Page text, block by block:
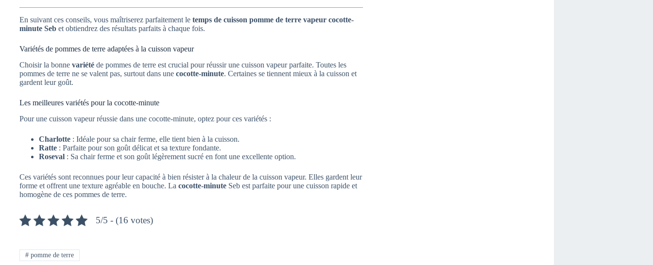
En suivant ces conseils, vous maîtriserez parfaitement le temps de cuisson pomme de terre vapeur cocotte-
minute Seb et obtiendrez des résultats parfaits à chaque fois.
Variétés de pommes de terre adaptées à la cuisson vapeur
Choisir la bonne variété de pommes de terre est crucial pour réussir une cuisson vapeur parfaite. Toutes les
pommes de terre ne se valent pas, surtout dans une cocotte-minute. Certaines se tiennent mieux à la cuisson et
gardent leur goût.
Les meilleures variétés pour la cocotte-minute
Pour une cuisson vapeur réussie dans une cocotte-minute, optez pour ces variétés :
Charlotte : Idéale pour sa chair ferme, elle tient bien à la cuisson.
Ratte : Parfaite pour son goût délicat et sa texture fondante.
Roseval : Sa chair ferme et son goût légèrement sucré en font une excellente option.
Ces variétés sont reconnues pour leur capacité à bien résister à la chaleur de la cuisson vapeur. Elles gardent leur
forme et offrent une texture agréable en bouche. La cocotte-minute Seb est parfaite pour une cuisson rapide et
homogène de ces pommes de terre.
5/5 - (16 votes)
#pomme de terre